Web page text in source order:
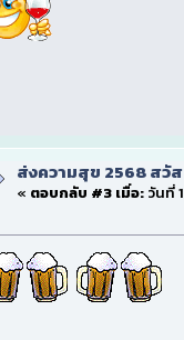
ส่งความสุข 2568 สวั
« ตอบกลับ #3 เมื่อ:วันที่